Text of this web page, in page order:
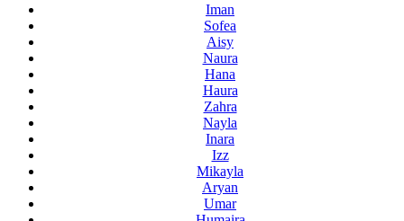
Iman
Sofea
Aisy
Naura
Hana
Haura
Zahra
Nayla
Inara
Izz
Mikayla
Aryan
Umar